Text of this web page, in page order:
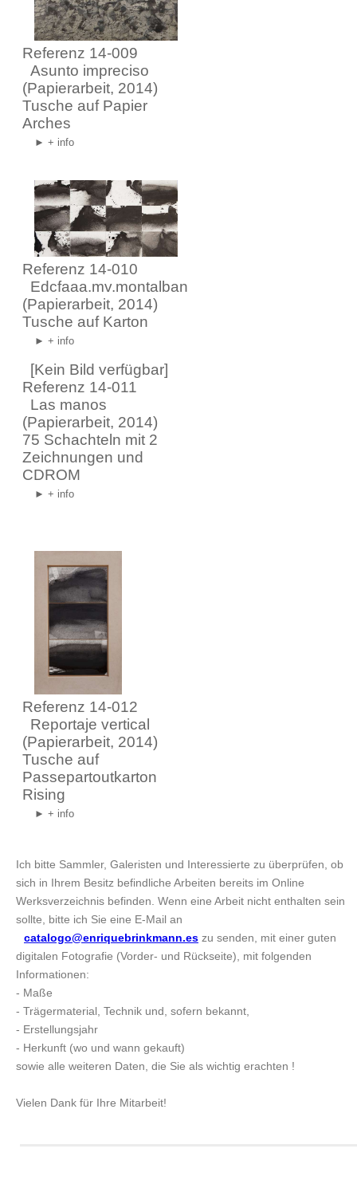
Referenz 14-009
Asunto impreciso
(Papierarbeit, 2014)
Tusche auf Papier
Arches
► + info
Referenz 14-010
Edcfaaa.mv.montalban
(Papierarbeit, 2014)
Tusche auf Karton
► + info
[Kein Bild verfügbar]
Referenz 14-011
Las manos
(Papierarbeit, 2014)
75 Schachteln mit 2
Zeichnungen und
CDROM
► + info
Referenz 14-012
Reportaje vertical
(Papierarbeit, 2014)
Tusche auf
Passepartoutkarton
Rising
► + info
Ich bitte Sammler, Galeristen und Interessierte zu überprüfen, ob
sich in Ihrem Besitz befindliche Arbeiten bereits im Online
Werksverzeichnis befinden. Wenn eine Arbeit nicht enthalten sein
sollte, bitte ich Sie eine E-Mail an
catalogo@enriquebrinkmann.es zu senden, mit einer guten
digitalen Fotografie (Vorder- und Rückseite), mit folgenden
Informationen:
- Maße
- Trägermaterial, Technik und, sofern bekannt,
- Erstellungsjahr
- Herkunft (wo und wann gekauft)
sowie alle weiteren Daten, die Sie als wichtig erachten !
Vielen Dank für Ihre Mitarbeit!